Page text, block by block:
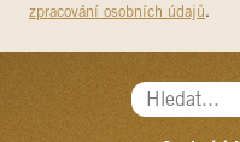
zpracování osobních údajů.
Hledat...